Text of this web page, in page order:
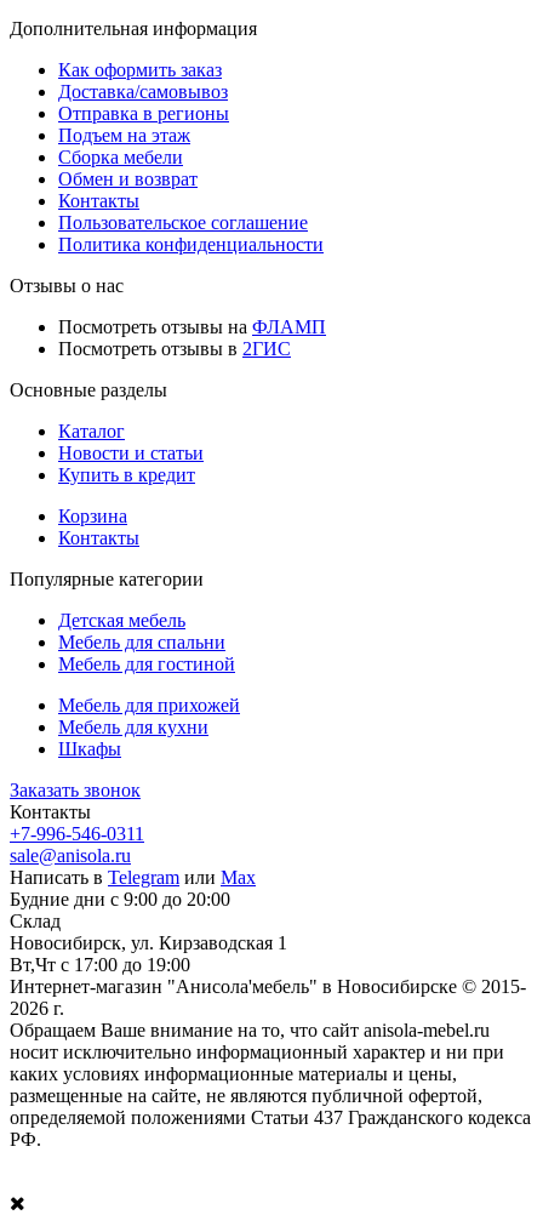
Дополнительная информация
Как оформить заказ
Доставка/самовывоз
Отправка в регионы
Подъем на этаж
Сборка мебели
Обмен и возврат
Контакты
Пользовательское соглашение
Политика конфиденциальности
Отзывы о нас
Посмотреть отзывы на ФЛАМП
Посмотреть отзывы в 2ГИС
Основные разделы
Каталог
Новости и статьи
Купить в кредит
Корзина
Контакты
Популярные категории
Детская мебель
Мебель для спальни
Мебель для гостиной
Мебель для прихожей
Мебель для кухни
Шкафы
Заказать звонок
Контакты
+7-996-546-0311
sale@anisola.ru
Написать в Telegram или Max
Будние дни с 9:00 до 20:00
Склад
Новосибирск, ул. Кирзаводская 1
Вт,Чт с 17:00 до 19:00
Интернет-магазин "Анисола'мебель" в Новосибирске © 2015-
2026 г.
Обращаем Ваше внимание на то, что сайт anisola-mebel.ru
носит исключительно информационный характер и ни при
каких условиях информационные материалы и цены,
размещенные на сайте, не являются публичной офертой,
определяемой положениями Статьи 437 Гражданского кодекса
РФ.